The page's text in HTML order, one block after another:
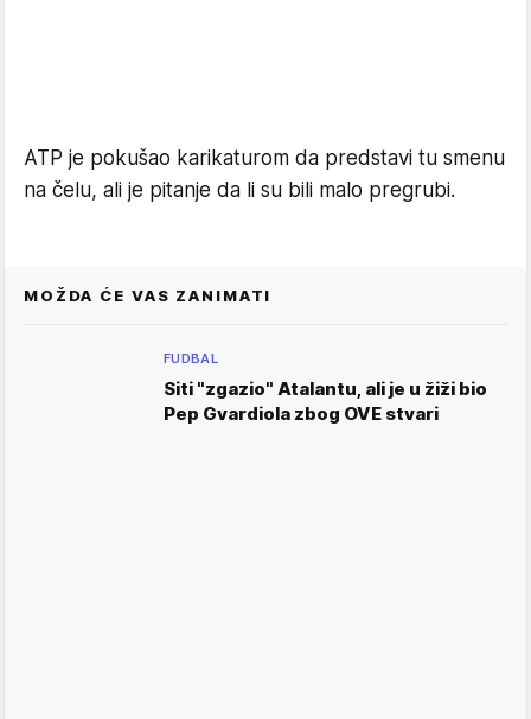
ATP je pokušao karikaturom da predstavi tu smenu
na čelu, ali je pitanje da li su bili malo pregrubi.
MOŽDA ĆE VAS ZANIMATI
FUDBAL
Siti "zgazio" Atalantu, ali je u žiži bio
Pep Gvardiola zbog OVE stvari